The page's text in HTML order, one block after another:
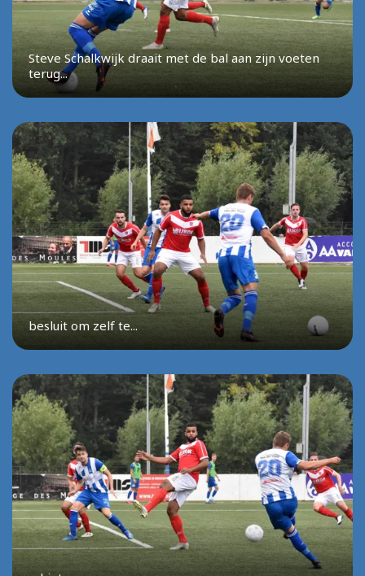
Steve Schalkwijk draait met de bal aan zijn voeten
terug...
besluit om zelf te...